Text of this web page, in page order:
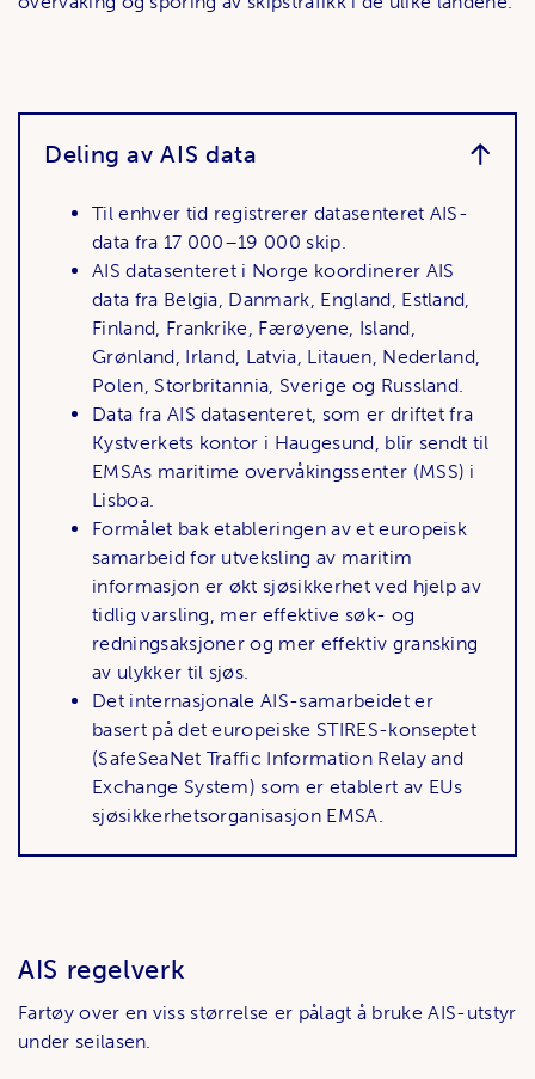
Deling av AIS data
Til enhver tid registrerer datasenteret AIS-
data fra 17 000–19 000 skip.
AIS datasenteret i Norge koordinerer AIS
data fra Belgia, Danmark, England, Estland,
Finland, Frankrike, Færøyene, Island,
Grønland, Irland, Latvia, Litauen, Nederland,
Polen, Storbritannia, Sverige og Russland.
Data fra AIS datasenteret, som er driftet fra
Kystverkets kontor i Haugesund, blir sendt til
EMSAs maritime overvåkingssenter (MSS) i
Lisboa.
Formålet bak etableringen av et europeisk
samarbeid for utveksling av maritim
informasjon er økt sjøsikkerhet ved hjelp av
tidlig varsling, mer effektive søk- og
redningsaksjoner og mer effektiv gransking
av ulykker til sjøs.
Det internasjonale AIS-samarbeidet er
basert på det europeiske STIRES-konseptet
(SafeSeaNet Traffic Information Relay and
Exchange System) som er etablert av EUs
sjøsikkerhetsorganisasjon EMSA.
AIS regelverk
Fartøy over en viss størrelse er pålagt å bruke AIS-utstyr
under seilasen.